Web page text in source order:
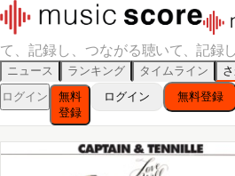
て、記録し、つながる聴いて、記録
ニュース ランキング タイムライン
ログイン
無料
登録
ログイン 無料登録